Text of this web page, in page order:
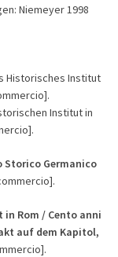
Niemeyer 1998
Historisches Institut
Institut in
Germanico
Rom / Cento anni
auf dem Kapitol,